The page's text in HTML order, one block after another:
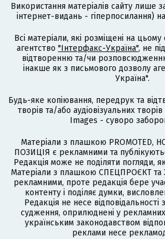
Використання матеріалів сайту лише
інтернет-видань - гіперпосилання)
Всі матеріали, які розміщені на цьому
агентство "Інтерфакс-Україна", не
відтворенню та/чи
інакше як з письмового дозволу
Україна".
Будь-яке копіювання, передрук та
творів та/або аудіовізуальних
Images - суворо
Матеріали з плашкою PROMOTED,
ПОЗИЦІЯ є рекламними та
Редакція може не поділяти погляди,
Матеріали з плашкою СПЕЦПРОЄКТ
рекламними, проте редакція бере
контенту і поділяє думки,
Редакція не несе відповідальності
судження, оприлюднені у рекламних
українським законодавством
реклами несе